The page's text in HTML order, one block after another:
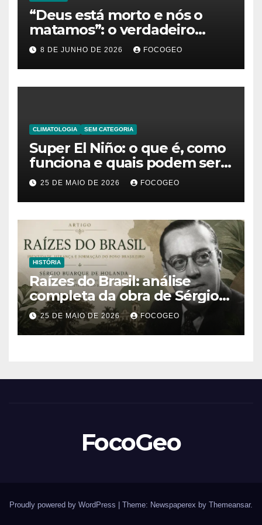
“Deus está morto e nós o
matamos”: o verdadeiro
significado da frase de
Friedrich Nietzsche
8 DE JUNHO DE 2026 FOCOGEO
CLIMATOLOGIA SEM CATEGORIA
Super El Niño: o que é, como
funciona e quais podem ser
os impactos desse fenômeno
climático extremo no Brasil e
no mundo
25 DE MAIO DE 2026 FOCOGEO
HISTÓRIA
Raízes do Brasil: análise
completa da obra de Sérgio
Buarque de Holanda e sua
importância para entender a
formação do Brasil
25 DE MAIO DE 2026 FOCOGEO
FocoGeo
Proudly powered by WordPress Theme: Newspaperex by Themeansar.